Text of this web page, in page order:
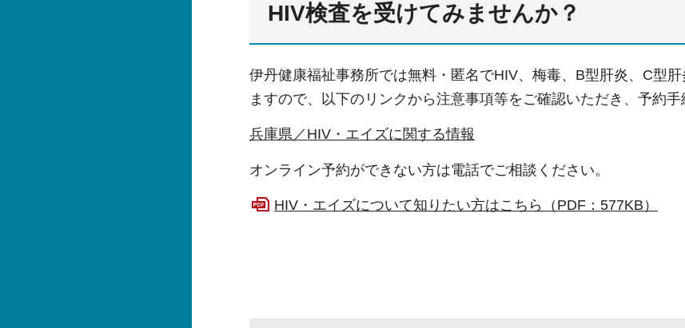
HIV検査を受けてみませんか？
伊丹健康福祉事務所では無料・匿名でHIV、梅毒、B型肝炎、C型
ますので、以下のリンクから注意事項等をご確認いただき、予約手
兵庫県／HIV・エイズに関する情報
オンライン予約ができない方は電話でご相談ください。
HIV・エイズについて知りたい方はこちら（PDF：577KB）